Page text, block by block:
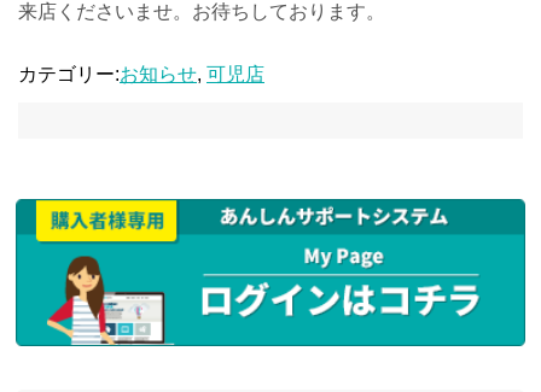
来店くださいませ。お待ちしております。
カテゴリー:お知らせ, 可児店